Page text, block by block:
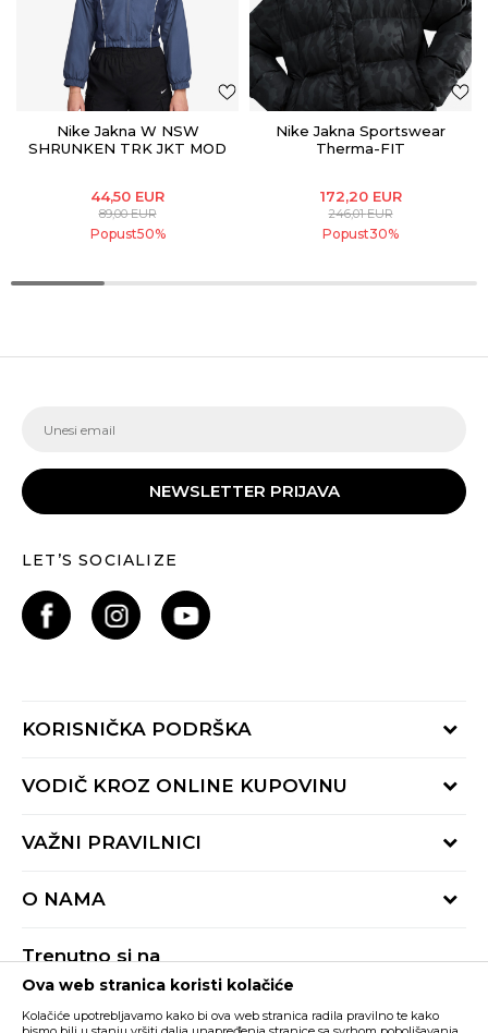
Nike Jakna W NSW
SHRUNKEN TRK JKT MOD
44,50 EUR
89,00EUR
Popust50%
Nike Jakna Sportswear
Therma-FIT
172,20 EUR
246,01EUR
Popust30%
NEWSLETTER PRIJAVA
LET’S SOCIALIZE
KORISNIČKA PODRŠKA
Provjeri status porudžbine
Radno vrijeme 9-16h
VODIČ KROZ ONLINE KUPOVINU
Načini isporuke
Reklamacije
VAŽNI PRAVILNICI
Pravila Sport&Bonus programa
O NAMA
Trenutno si na
Buzz Crna Gora PROMIJENI
Ova web stranica koristi kolačiće
Kolačiće upotrebljavamo kako bi ova web stranica radila pravilno te kako